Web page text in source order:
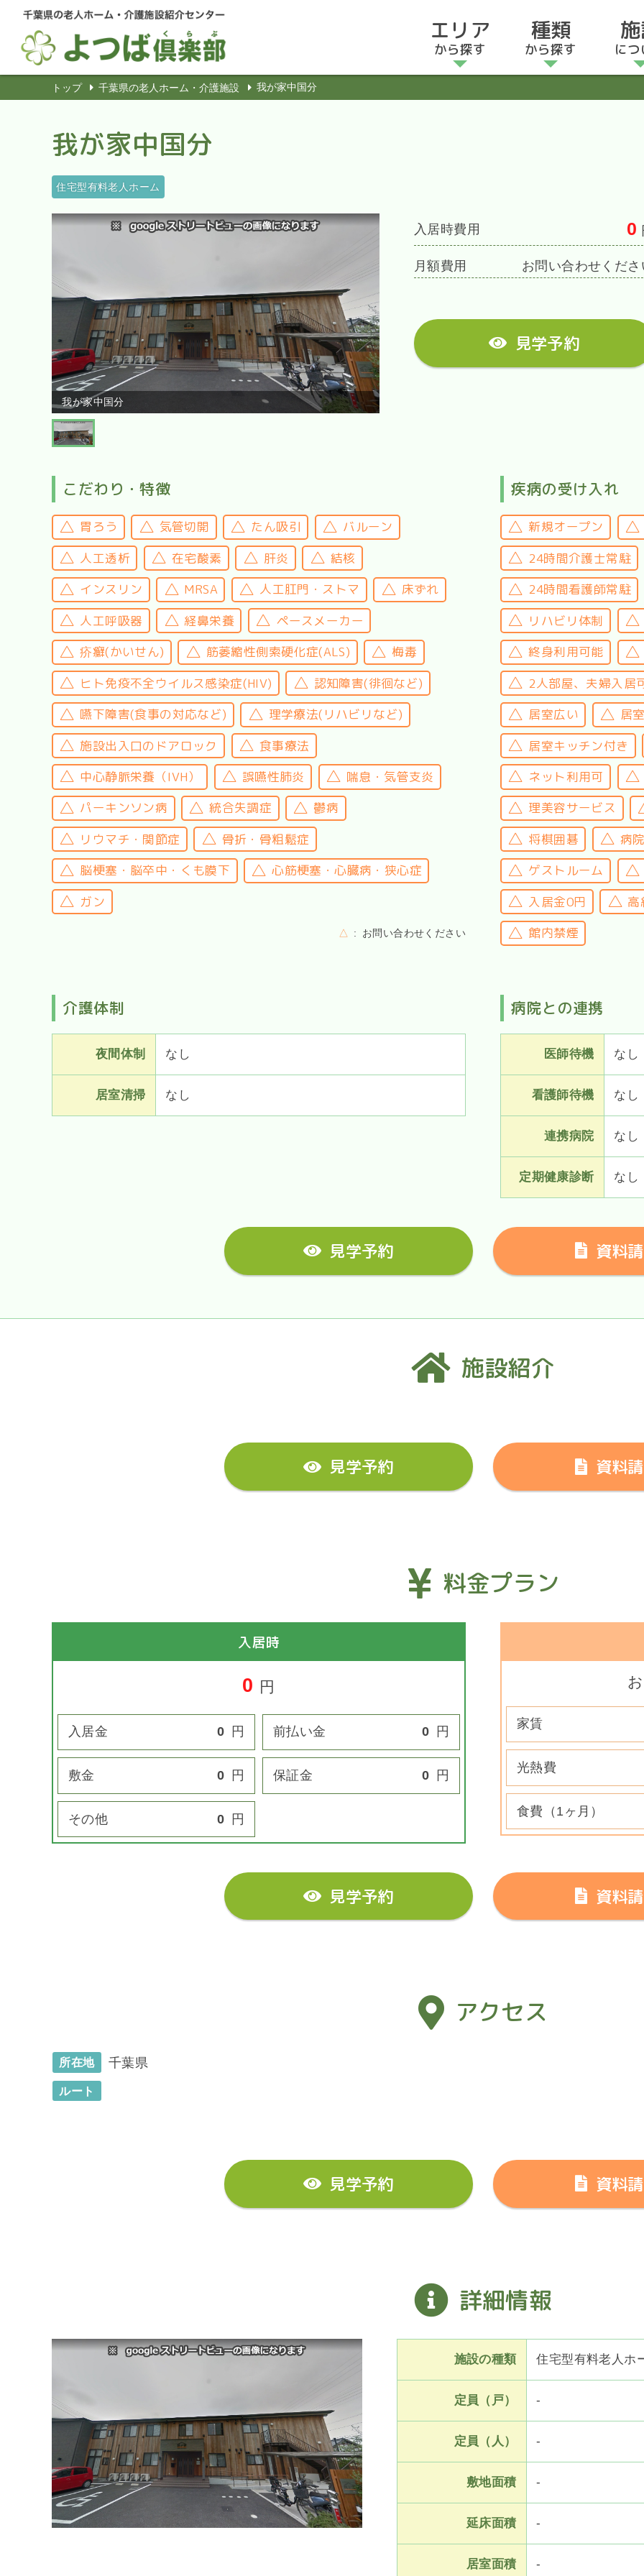
エリア
から探す
種類
から探す に
トップ 千葉県の老人ホーム・介護施設 我が家中国分
我が家中国分
住宅型有料老人ホーム
我が家中国分
入居時費用 0
月額費用 お問い合わせくださ
見学予約
こだわり・特徴
胃ろう 気管切開 たん吸引
バルーン
人工透析
在宅酸素 肝炎
結核
インスリン
MRSA 人工肛門・ストマ
床ずれ
人工呼吸器
経鼻栄養
ペースメーカー
疥癬(かいせん)
筋萎縮性側索硬化症(ALS)
梅毒
ヒト免疫不全ウイルス感染症(HIV)
認知障害(徘徊など)
嚥下障害(食事の対応など)
理学療法(リハビリなど)
施設出入口のドアロック
食事療法
中心静脈栄養（IVH）
誤嚥性肺炎
喘息・気管支炎
パーキンソン病
統合失調症
鬱病
リウマチ・関節症
骨折・骨粗鬆症
脳梗塞・脳卒中・くも膜下
心筋梗塞・心臓病・狭心症
ガン
△ お問い合わせください
疾病の受け入れ
新規オープン
24時間介護士常駐
24時間看護師常駐
リハビリ体制
終身利用可能
2人部屋、夫婦入居
居室広い
居
居室キッチン付き
ネット利用可
理美容サービス
将棋囲碁
病
ゲストルーム
入居金0円
高
館内禁煙
介護体制
夜間体制 なし
居室清掃 なし
病院との連携
医師待機 なし
看護師待機 なし
連携病院 なし
定期健康診断 なし
見学予約 資料
施設紹介
見学予約 資料
料金プラン
入居時
0 円
入居金 0 円 前払い金 0 円
敷金 0 円 保証金 0 円
その他 0 円
家賃
光熱費
食費（1ヶ月）
見学予約 資料
アクセス
所在地 千葉県
ルート
見学予約 資料
詳細情報
施設の種類 住宅型有料老人ホ
定員（戸） -
定員（人） -
敷地面積 -
延床面積 -
居室面積 -